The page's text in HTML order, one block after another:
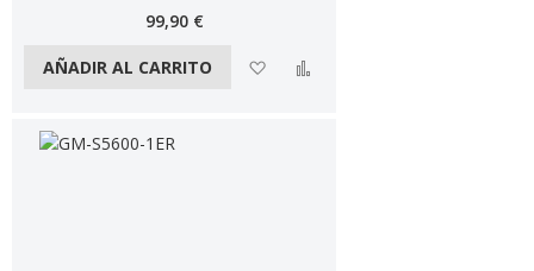
99,90 €
AÑADIR AL CARRITO Añadir a la lista de deseos